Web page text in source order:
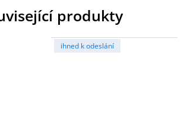
produkty
ihned k odeslání